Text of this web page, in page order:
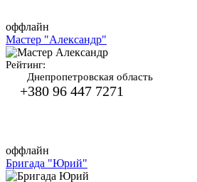
оффлайн
Мастер "Александр"
Рейтинг:
Днепропетровская область
+380 96 447 7271
оффлайн
Бригада "Юрий"